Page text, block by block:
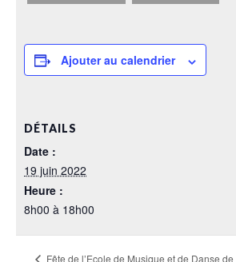
Ajouter au calendrier
DÉTAILS
Date :
19 juin 2022
Heure :
8h00 à 18h00
Fête de l’Ecole de Musique et de Danse de